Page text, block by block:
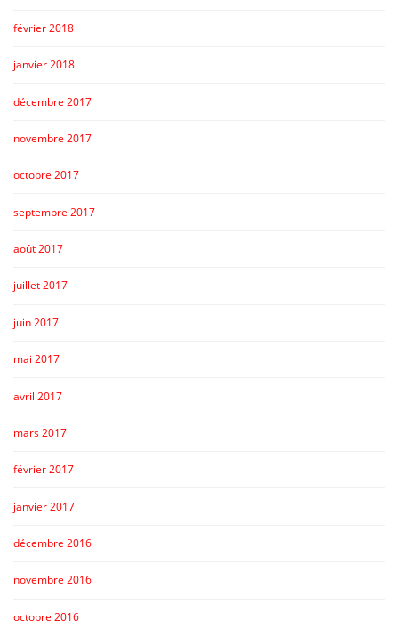
février 2018
janvier 2018
décembre 2017
novembre 2017
octobre 2017
septembre 2017
août 2017
juillet 2017
juin 2017
mai 2017
avril 2017
mars 2017
février 2017
janvier 2017
décembre 2016
novembre 2016
octobre 2016